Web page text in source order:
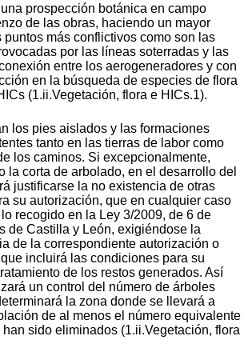
prospección botánica en campo
de las obras, haciendo un mayor
puntos más conflictivos como son las
por las líneas soterradas y las
entre los aerogeneradores y con
en la búsqueda de especies de flora
(1.ii.Vegetación, flora e HICs.1).
los pies aislados y las formaciones
tanto en las tierras de labor como
los caminos. Si excepcionalmente,
la corta de arbolado, en el desarrollo del
justificarse la no existencia de otras
su autorización, que en cualquier caso
recogido en la Ley 3/2009, de 6 de
de Castilla y León, exigiéndose la
de la correspondiente autorización o
incluirá las condiciones para su
de los restos generados. Así
un control del número de árboles
la zona donde se llevará a
de al menos el número equivalente
sido eliminados (1.ii.Vegetación, flora